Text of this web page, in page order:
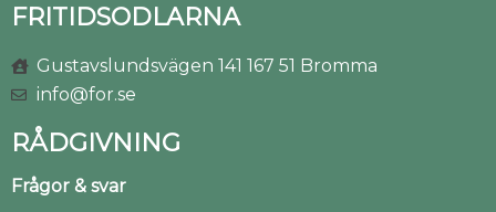
FRITIDSODLARNA
Gustavslundsvägen 141 167 51 Bromma
info@for.se
RÅDGIVNING
Frågor & svar